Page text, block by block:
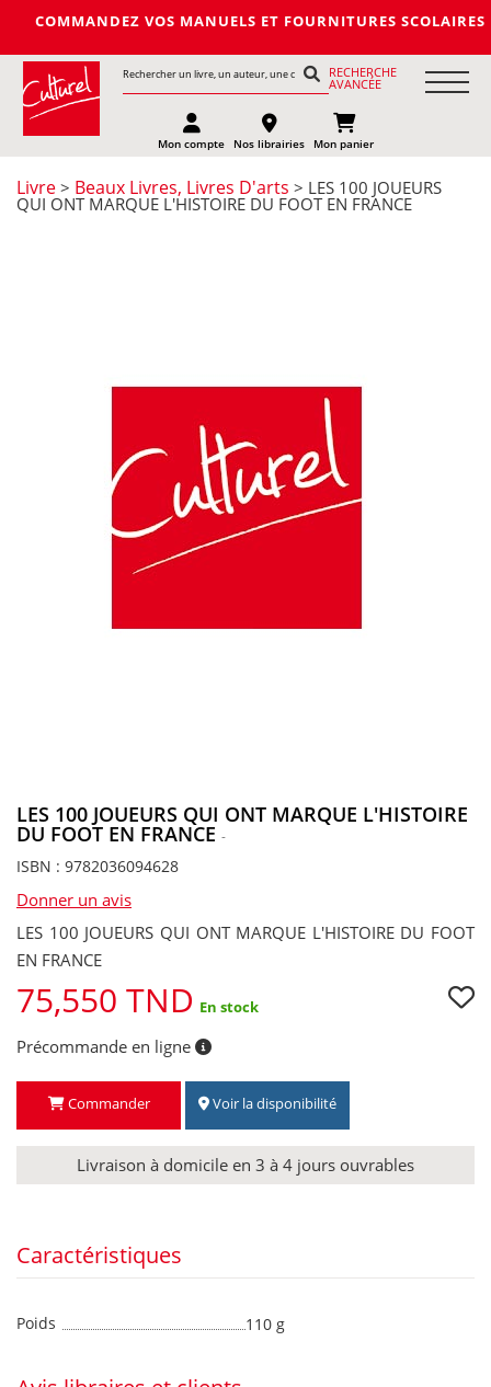
COMMANDEZ VOS MANUELS ET FOURNITURES
RECHERCHE
AVANCÉE
Mon compte Nos librairies Mon panier
Livre > Beaux Livres, Livres D'arts > LES 100 JOUEURS
QUI ONT MARQUE L'HISTOIRE DU FOOT EN FRANCE
LES 100 JOUEURS QUI ONT MARQUE L'HISTOIRE
DU FOOT EN FRANCE -
ISBN : 9782036094628
Donner un avis
LES 100 JOUEURS QUI ONT MARQUE L'HISTOIRE DU FOOT
EN FRANCE
75,550 TND En stock
Précommande en ligne
Commander Voir la disponibilité
Livraison à domicile en 3 à 4 jours ouvrables
Caractéristiques
Poids 110 g